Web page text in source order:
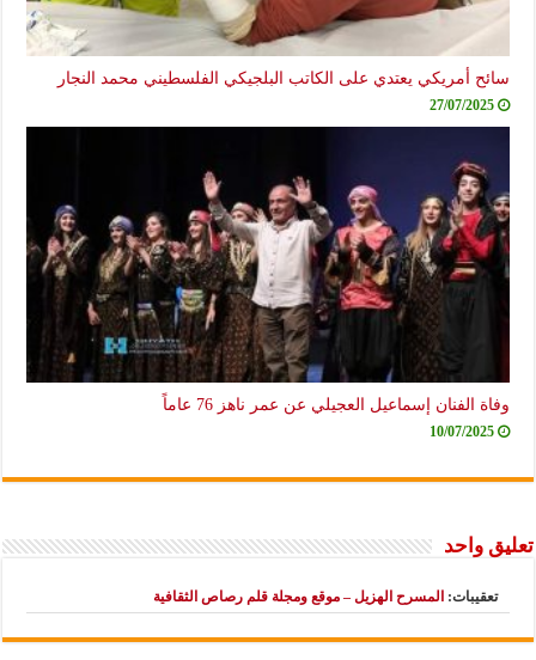
سائح أمريكي يعتدي على الكاتب البلجيكي الفلسطيني محمد النجار
27/07/2025
وفاة الفنان إسماعيل العجيلي عن عمر ناهز 76 عاماً
10/07/2025
تعليق واحد
تعقيبات: المسرح الهزيل – موقع ومجلة قلم رصاص الثقافية